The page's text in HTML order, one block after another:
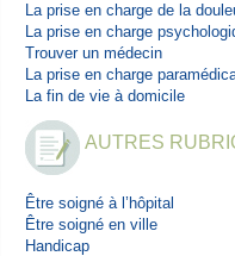
La prise en charge de la
La prise en charge
Trouver un médecin
La prise en charge
La fin de vie à domicile
AUTRES
Être soigné à l’hôpital
Être soigné en ville
Handicap